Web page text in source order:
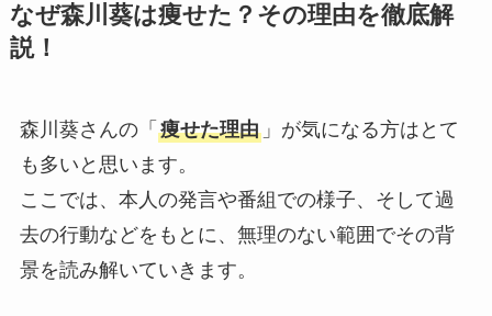
なぜ森川葵は痩せた？その理由を徹底解
説！
森川葵さんの「 痩せた理由」が気になる方はとて
も多いと思います。
ここでは、本人の発言や番組での様子、そして過
去の行動などをもとに、無理のない範囲でその背
景を読み解いていきます。